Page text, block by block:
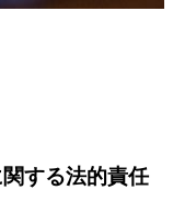
する法的責任